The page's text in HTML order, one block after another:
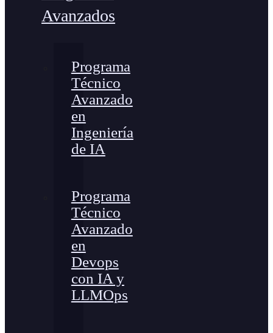
Avanzados
Programa
Técnico
Avanzado
en
Ingeniería
de IA
Programa
Técnico
Avanzado
en
Devops
con IA y
LLMOps